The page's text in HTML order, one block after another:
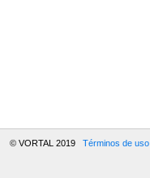
© VORTAL 2019 Términos de uso